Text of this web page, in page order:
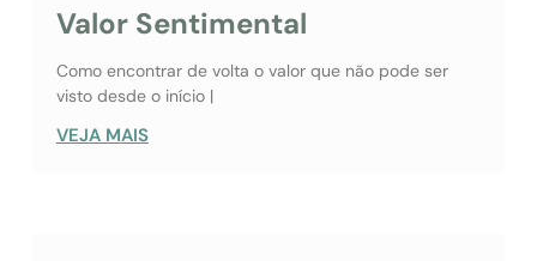
Valor Sentimental
Como encontrar de volta o valor que não pode ser
visto desde o início |
VEJA MAIS